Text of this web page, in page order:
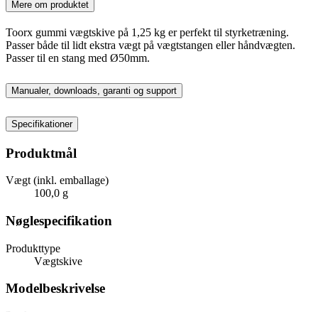
Mere om produktet
Toorx gummi vægtskive på 1,25 kg er perfekt til styrketræning.
Passer både til lidt ekstra vægt på vægtstangen eller håndvægten.
Passer til en stang med Ø50mm.
Manualer, downloads, garanti og support
Specifikationer
Produktmål
Vægt (inkl. emballage)
100,0 g
Nøglespecifikation
Produkttype
Vægtskive
Modelbeskrivelse